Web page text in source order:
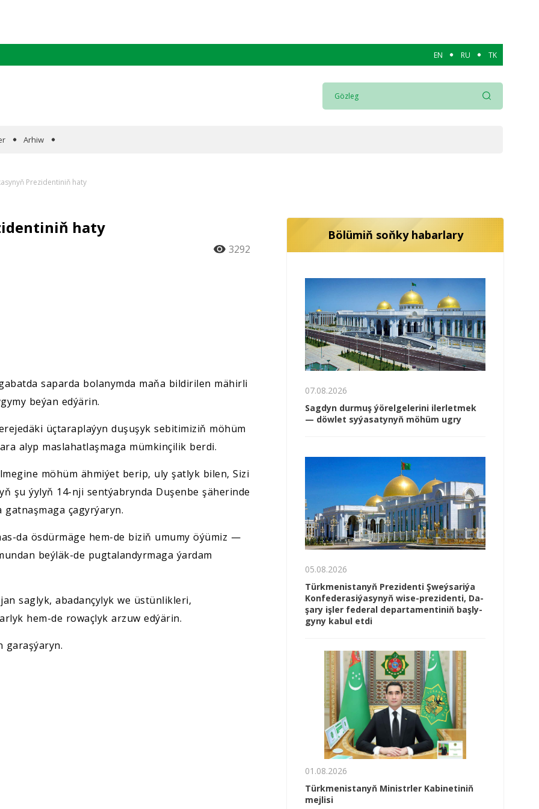
EN RU TK
Arhiw
Prezidentiniň haty
haty
3292
saparda bolanymda maňa bildirilen mähirli
beýan edýärin.
üçtaraplaýyn duşuşyk sebitimiziň möhüm
alyp maslahatlaşmaga mümkinçilik berdi.
möhüm ähmiýet berip, uly şatlyk bilen, Sizi
şu ýylyň 14-nji sentýabrynda Duşenbe şäherinde
çagyrýaryn.
da ösdürmäge hem-de biziň umumy öýümiz —
beýläk-de pugtalandyrmaga ýardam
saglyk, abadançylyk we üstünlikleri,
hem-de rowaçlyk arzuw edýärin.
garaşýaryn.
Bölümiň soňky habarlary
07.08.2026
Sagdyn durmuş ýörelgelerini ilerletmek
— döwlet syýasatynyň möhüm ugry
05.08.2026
Türk­me­nis­ta­nyň Prezidenti Şweý­sa­ri­ýa
Kon­fe­de­ra­si­ýa­sy­nyň wi­se-prezidenti, Da­
şa­ry iş­ler fe­de­ral de­par­ta­men­ti­niň baş­ly­
gy­ny ka­bul et­di
01.08.2026
Türkmenistanyň Ministrler Kabinetiniň
mejlisi